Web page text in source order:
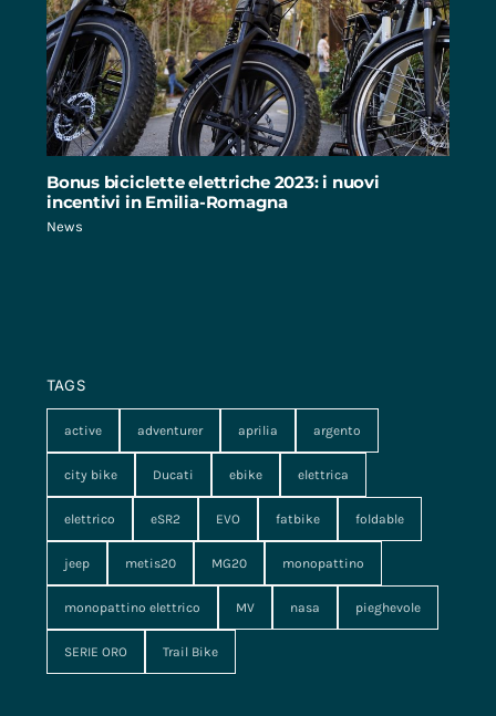
Bonus biciclette elettriche 2023: i nuovi
incentivi in Emilia-Romagna
News
TAGS
active adventurer aprilia argento
city bike Ducati ebike elettrica
elettrico eSR2 EVO fatbike foldable
jeep metis20 MG20 monopattino
monopattino elettrico MV nasa pieghevole
SERIE ORO Trail Bike